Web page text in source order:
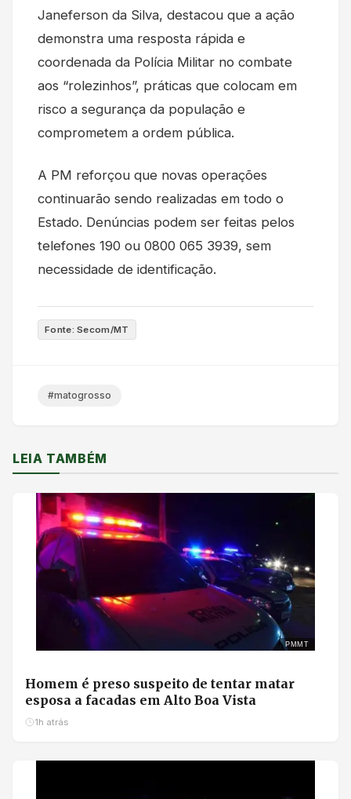
Janeferson da Silva, destacou que a ação
demonstra uma resposta rápida e
coordenada da Polícia Militar no combate
aos “rolezinhos”, práticas que colocam em
risco a segurança da população e
comprometem a ordem pública.
A PM reforçou que novas operações
continuarão sendo realizadas em todo o
Estado. Denúncias podem ser feitas pelos
telefones 190 ou 0800 065 3939, sem
necessidade de identificação.
Fonte: Secom/MT
#matogrosso
LEIA TAMBÉM
PMMT
Homem é preso suspeito de tentar matar
esposa a facadas em Alto Boa Vista
1h atrás